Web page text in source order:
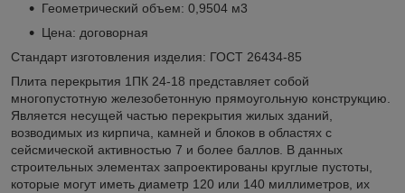
Геометрический объем: 0,9504 м3
Цена: договорная
Стандарт изготовления изделия: ГОСТ 26434-85
Плита перекрытия 1ПК 24-18 представляет собой
многопустотную железобетонную прямоугольную конструкцию.
Является несущей частью перекрытия жилых зданий,
возводимых из кирпича, камней и блоков в областях с
сейсмической активностью 7 и более баллов. В данных
строительных элементах запроектированы круглые пустоты,
которые могут иметь диаметр 120 или 140 миллиметров, их